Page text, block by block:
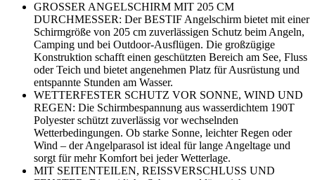
GROSSER ANGELSCHIRM MIT 205 CM
DURCHMESSER: Der BESTIF Angelschirm bietet mit einer
Schirmgröße von 205 cm zuverlässigen Schutz beim Angeln,
Camping und bei Outdoor-Ausflügen. Die großzügige
Konstruktion schafft einen geschützten Bereich am See, Fluss
oder Teich und bietet angenehmen Platz für Ausrüstung und
entspannte Stunden am Wasser.
WETTERFESTER SCHUTZ VOR SONNE, WIND UND
REGEN: Die Schirmbespannung aus wasserdichtem 190T
Polyester schützt zuverlässig vor wechselnden
Wetterbedingungen. Ob starke Sonne, leichter Regen oder
Wind – der Angelparasol ist ideal für lange Angeltage und
sorgt für mehr Komfort bei jeder Wetterlage.
MIT SEITENTEILEN, REISSVERSCHLUSS UND